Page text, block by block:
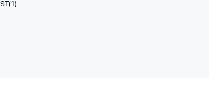
ST(1)